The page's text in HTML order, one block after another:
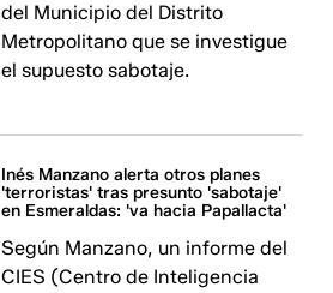
del Municipio del Distrito
Metropolitano que se investigue
el supuesto sabotaje.
Inés Manzano alerta otros planes
'terroristas' tras presunto 'sabotaje'
en Esmeraldas: 'va hacia Papallacta'
Según Manzano, un informe del
CIES (Centro de Inteligencia